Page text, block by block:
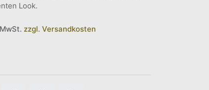
Look.
zzgl. Versandkosten